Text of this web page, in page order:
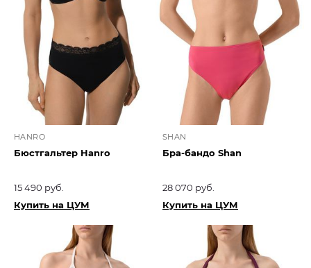
HANRO
Бюстгальтер Hanro
15 490 руб.
Купить на ЦУМ
SHAN
Бра-бандо Shan
28 070 руб.
Купить на ЦУМ